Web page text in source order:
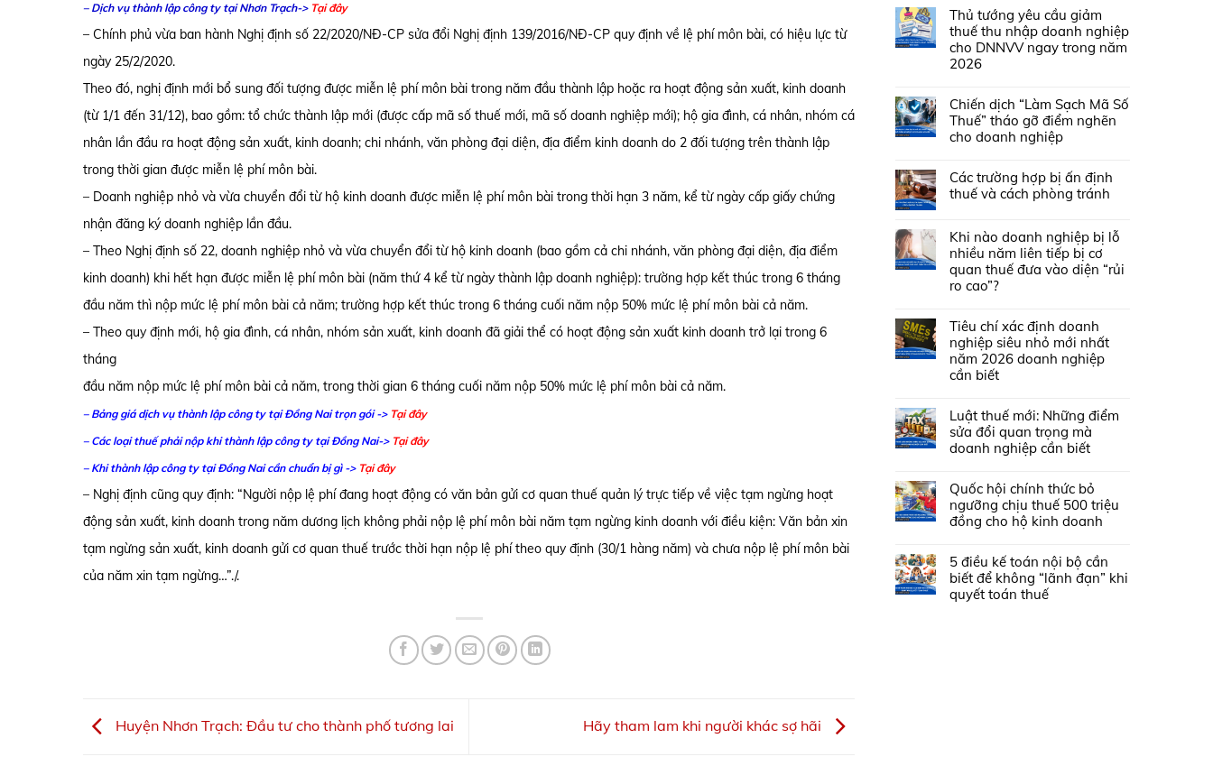
– Dịch vụ thành lập công ty tại Nhơn Trạch-> Tại đây
– Chính phủ vừa ban hành Nghị định số 22/2020/NĐ-CP sửa đổi Nghị định 139/2016/NĐ-CP quy định về lệ phí môn bài, có hiệu lực từ
ngày 25/2/2020.
Theo đó, nghị định mới bổ sung đối tượng được miễn lệ phí môn bài trong năm đầu thành lập hoặc ra hoạt động sản xuất, kinh doanh
(từ 1/1 đến 31/12), bao gồm: tổ chức thành lập mới (được cấp mã số thuế mới, mã số doanh nghiệp mới); hộ gia đình, cá nhân, nhóm cá
nhân lần đầu ra hoạt động sản xuất, kinh doanh; chi nhánh, văn phòng đại diện, địa điểm kinh doanh do 2 đối tượng trên thành lập
trong thời gian được miễn lệ phí môn bài.
– Doanh nghiệp nhỏ và vừa chuyển đổi từ hộ kinh doanh được miễn lệ phí môn bài trong thời hạn 3 năm, kể từ ngày cấp giấy chứng
nhận đăng ký doanh nghiệp lần đầu.
– Theo Nghị định số 22, doanh nghiệp nhỏ và vừa chuyển đổi từ hộ kinh doanh (bao gồm cả chi nhánh, văn phòng đại diện, địa điểm
kinh doanh) khi hết hạn được miễn lệ phí môn bài (năm thứ 4 kể từ ngày thành lập doanh nghiệp): trường hợp kết thúc trong 6 tháng
đầu năm thì nộp mức lệ phí môn bài cả năm; trường hợp kết thúc trong 6 tháng cuối năm nộp 50% mức lệ phí môn bài cả năm.
– Theo quy định mới, hộ gia đình, cá nhân, nhóm sản xuất, kinh doanh đã giải thể có hoạt động sản xuất kinh doanh trở lại trong 6
tháng
đầu năm nộp mức lệ phí môn bài cả năm, trong thời gian 6 tháng cuối năm nộp 50% mức lệ phí môn bài cả năm.
– Bảng giá dịch vụ thành lập công ty tại Đồng Nai trọn gói -> Tại đây
– Các loại thuế phải nộp khi thành lập công ty tại Đồng Nai-> Tại đây
– Khi thành lập công ty tại Đồng Nai cần chuẩn bị gì -> Tại đây
– Nghị định cũng quy định: “Người nộp lệ phí đang hoạt động có văn bản gửi cơ quan thuế quản lý trực tiếp về việc tạm ngừng hoạt
động sản xuất, kinh doanh trong năm dương lịch không phải nộp lệ phí môn bài năm tạm ngừng kinh doanh với điều kiện: Văn bản xin
tạm ngừng sản xuất, kinh doanh gửi cơ quan thuế trước thời hạn nộp lệ phí theo quy định (30/1 hàng năm) và chưa nộp lệ phí môn bài
của năm xin tạm ngừng…”./.
Huyện Nhơn Trạch: Đầu tư cho thành phố tương lai Hãy tham lam khi người khác sợ hãi
Thủ tướng yêu cầu giảm
thuế thu nhập doanh nghiệp
cho DNNVV ngay trong năm
2026
Chiến dịch “Làm Sạch Mã Số
Thuế” tháo gỡ điểm nghẽn
cho doanh nghiệp
Các trường hợp bị ấn định
thuế và cách phòng tránh
Khi nào doanh nghiệp bị lỗ
nhiều năm liên tiếp bị cơ
quan thuế đưa vào diện “rủi
ro cao”?
Tiêu chí xác định doanh
nghiệp siêu nhỏ mới nhất
năm 2026 doanh nghiệp
cần biết
Luật thuế mới: Những điểm
sửa đổi quan trọng mà
doanh nghiệp cần biết
Quốc hội chính thức bỏ
ngưỡng chịu thuế 500 triệu
đồng cho hộ kinh doanh
5 điều kế toán nội bộ cần
biết để không “lãnh đạn” khi
quyết toán thuế